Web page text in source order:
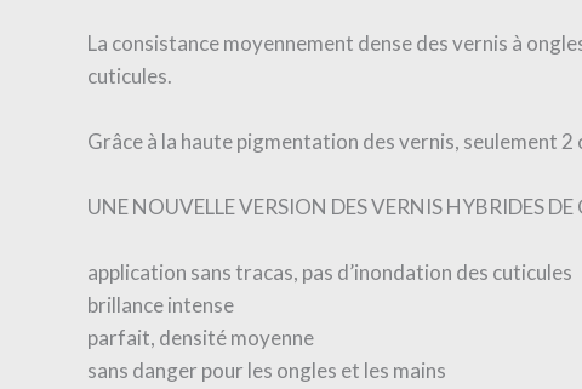
La consistance moyennement dense des vernis à
cuticules.
Grâce à la haute pigmentation des vernis, seulement
UNE NOUVELLE VERSION DES VERNIS HYBRIDES DE
application sans tracas, pas d’inondation des cuticules
brillance intense
parfait, densité moyenne
sans danger pour les ongles et les mains